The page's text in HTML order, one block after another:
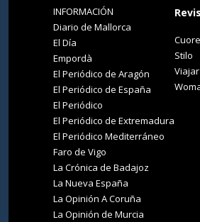
INFORMACIÓN
Diario de Mallorca
El Día
Empordà
El Periódico de Aragón
El Periódico de España
El Periódico
El Periódico de Extremadura
El Periódico Mediterráneo
Faro de Vigo
La Crónica de Badajoz
La Nueva España
La Opinión A Coruña
La Opinión de Murcia
Cuore
Stilo
Viajar